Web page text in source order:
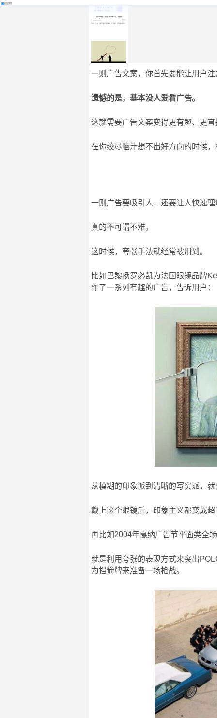
5个让人眼前一亮的广告文案手法，可套用
你的广告文案需要变得更有趣、更直接、更有画面感。
一则广告文案，你首先要能让用户
遗憾的是，基本没人爱看广告。
这就需要广告文案变得更有趣、更
在你绞尽脑汁想不出好方向的时候
一则广告要吸引人，还要让人快速
真的不可谓不难。
这时候，夸张手法就经常被用到。
比如巴黎扬罗必凯为法国眼镜品牌
作了一系列有趣的广告，告诉用户：
从模糊的印象派到清晰的写实派，
戴上这个眼镜后，印象主义都变成
再比如2004年戛纳广告节平面类全
就是利用夸张的表现方式来突出
为挡箭牌来准备一场枪战。